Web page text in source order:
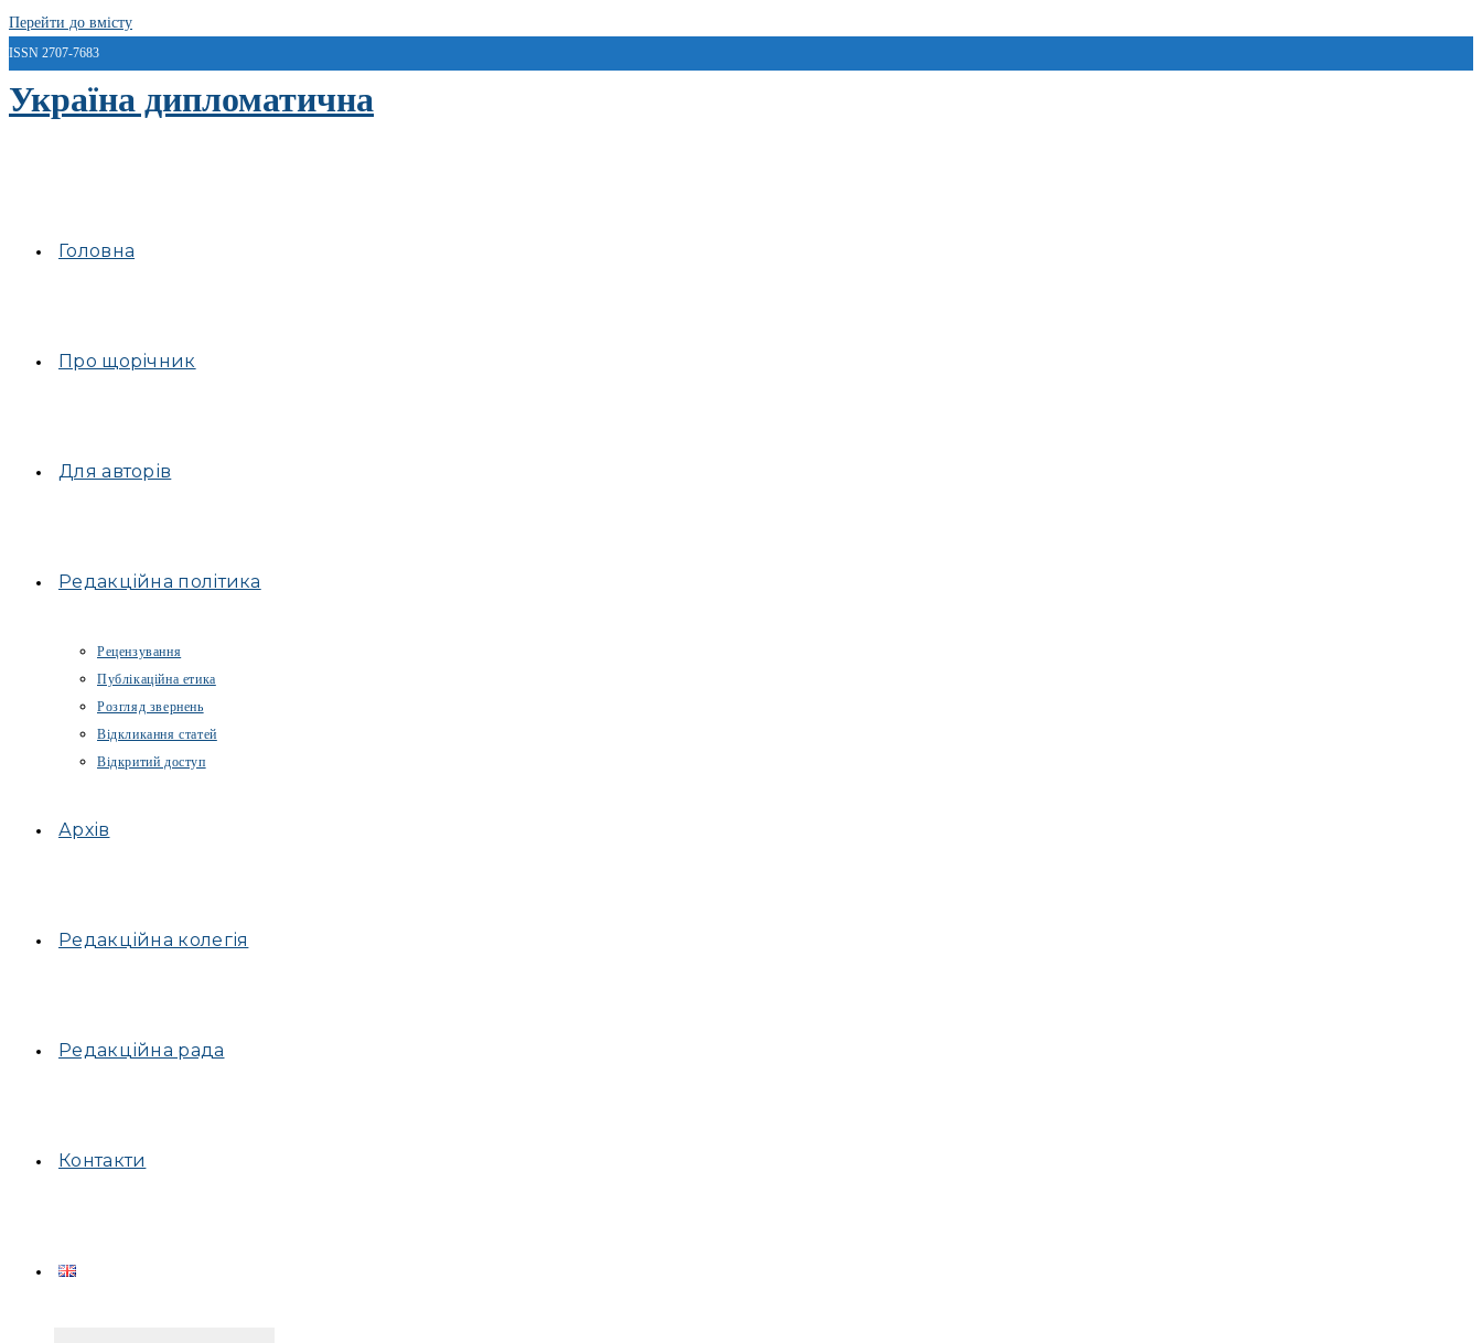
Перейти до вмісту
ISSN 2707-7683
Україна дипломатична
Головна
Про щорічник
Для авторів
Редакційна політика
Рецензування
Публікаційна етика
Розгляд звернень
Відкликання статей
Відкритий доступ
Архів
Редакційна колегія
Редакційна рада
Контакти